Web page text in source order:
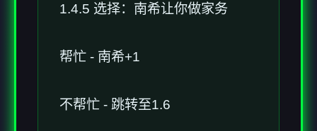
1.4.5 选择：南希让你做家务
帮忙 - 南希+1
不帮忙 - 跳转至1.6